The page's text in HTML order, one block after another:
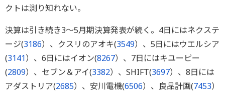
クトは測り知れない。
決算は引き続き3～5月期決算発表が続く。4日にはネクステ
ージ(3186）、クスリのアオキ(3549）、5日にはウエルシア
(3141）、6日にはイオン(8267）、7日にはキユーピー
(2809）、セブン＆アイ(3382）、SHIFT(3697）、8日には
アダストリア(2685）、安川電機(6506）、良品計画(7453）